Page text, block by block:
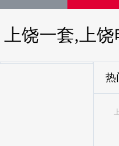
上饶一套,上
热